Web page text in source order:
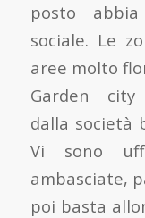
posto
sociale. Le
aree molto
Garden city
dalla società
Vi sono
ambasciate,
poi basta